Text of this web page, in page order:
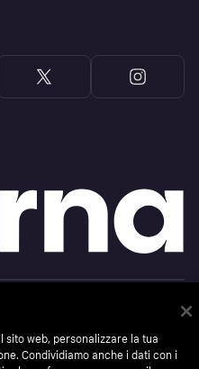
46, 111 34 Stockholm. Organization
sito web, personalizzare la tua
Condividiamo anche i dati con i